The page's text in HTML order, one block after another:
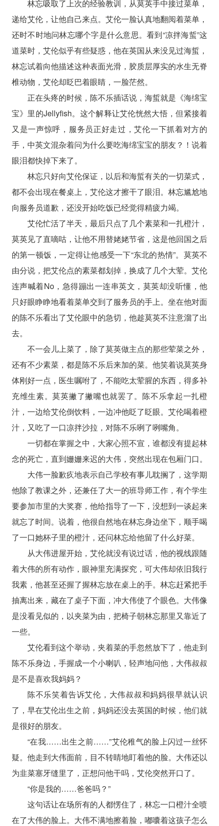
林忘吸取了上次的经验教训，从莫英手中接过菜单，
递给艾伦，让他自己来点。艾伦一脸认真地翻阅着菜单，
还时不时地问林忘哪个字是什么意思。看到“凉拌海蜇”这
道菜时，艾伦似乎有些疑惑，他在英国从来没见过海蜇，
林忘试着向他描述这种表面光滑，胶质层厚实的水生无脊
椎动物，艾伦却眨巴着眼睛，一脸茫然。
正在头疼的时候，陈不乐插话说，海蜇就是《海绵宝
宝》里的Jellyfish。这个解释让艾伦恍然大悟，但紧接着
又是一声惊呼，服务员正好走过，艾伦一下抓着对方的
手，中英文混杂着问为什么要吃海绵宝宝的朋友？！说着
眼泪都快掉下来了。
林忘只好向艾伦保证，以后和海蜇有关的一切菜式，
都不会出现在餐桌上，艾伦这才擦干了眼泪。林忘尴尬地
向服务员道歉，还没开始吃饭已经觉得精疲力竭。
艾伦忙活了半天，最后只点了几个素菜和一扎橙汁，
莫英见了直嘀咕，让他不用替姥姥节省，这是他回国之后
的第一顿饭，一定得让他感受一下“东北的热情”。莫英不
由分说，把艾伦点的素菜都划掉，换成了几个大荤。艾伦
连声喊着No，急得蹦出一连串英文，莫英却没听懂，他
只好眼睁睁地看着菜单交到了服务员的手上。坐在他对面
的陈不乐看出了艾伦眼中的急切，他趁莫英不注意溜了出
去。
不一会儿上菜了，除了莫英做主点的那些荤菜之外，
还有不少素菜，都是陈不乐后来加的菜。他笑着说莫英身
体刚好一点，医生嘱咐了，不能吃太荤腥的东西，得多补
充维生素。莫英撇了撇嘴也就罢了。陈不乐拿起一扎橙
汁，一边给艾伦倒饮料，一边冲他眨了眨眼。艾伦喝着橙
汁，又吃了一口凉拌沙拉，对陈不乐咧了咧嘴角。
一切都在掌握之中，大家心照不宣，谁都没有提起林
念的死亡，直到姗姗来迟的大伟，突然出现在包厢门口。
大伟一脸歉疚地表示自己学校有事儿耽搁了，这学期
他除了教课之外，还兼任了大一的班导师工作，有个学生
要参加市里的大奖赛，他给指导了一下，没想到一谈起来
就忘了时间。说着，他很自然地在林忘身边坐下，顺手喝
了一口她杯子里的橙汁，还问林忘给他留了什么好菜。
从大伟进屋开始，艾伦就没有说过话，他的视线跟随
着大伟的所有动作，眼神里充满探究，可大伟却依旧我行
我素，他甚至还握了握林忘放在桌上的手。林忘赶紧把手
抽离出来，藏在了桌子下面，冲大伟使了个眼色。大伟像
是没看见似的，以夹菜为由，把椅子朝林忘那里又靠近了
一些。
艾伦看到这个举动，夹着菜的手忽然放下了，他走到
陈不乐身边，手握成一个小喇叭，轻声地问他，大伟叔叔
是不是喜欢我妈妈？
陈不乐笑着告诉艾伦，大伟叔叔和妈妈很早就认识
了，早在艾伦出生之前，妈妈还没去英国的时候，他们就
是很好的朋友。
“在我……出生之前……”艾伦稚气的脸上闪过一丝怀
疑。他走到大伟面前，目不转睛地盯着他的脸。大伟还以
为韭菜塞牙缝里了，正想问他干吗，艾伦突然开口了。
“你是我的……爸爸吗？”
这句话让在场所有的人都愣住了，林忘一口橙汁全喷
在了大伟的脸上。大伟不满地擦着脸，嘟囔着这孩子怎么